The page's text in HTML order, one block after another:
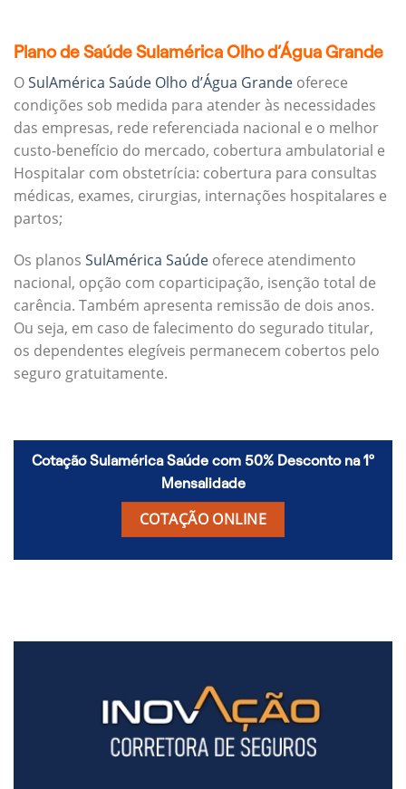
Plano de Saúde Sulamérica Olho d’Água Grande
OSulAmérica Saúde Olho d’Água Grande oferece
condições sob medida para atender às necessidades
das empresas, rede referenciada nacional e o melhor
custo-benefício do mercado, cobertura ambulatorial e
Hospitalar com obstetrícia: cobertura para consultas
médicas, exames, cirurgias, internações hospitalares e
partos;
Os planos SulAmérica Saúde oferece atendimento
nacional, opção com coparticipação, isenção total de
carência. Também apresenta remissão de dois anos.
Ou seja, em caso de falecimento do segurado titular,
os dependentes elegíveis permanecem cobertos pelo
seguro gratuitamente.
Cotação Sulamérica Saúde com 50% Desconto na 1º
Mensalidade
COTAÇÃO ONLINE